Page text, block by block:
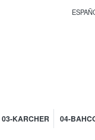
03-KARCHER 04-